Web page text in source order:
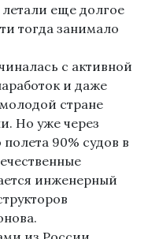
еще долгое
тогда занимало
с активной
и даже
стране
Но уже через
90% судов в
инженерный